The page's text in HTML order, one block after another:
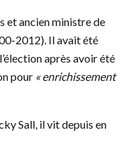
et ancien ministre de
2012). Il avait été
après avoir été
pour « enrichissement
Sall, il vit depuis en